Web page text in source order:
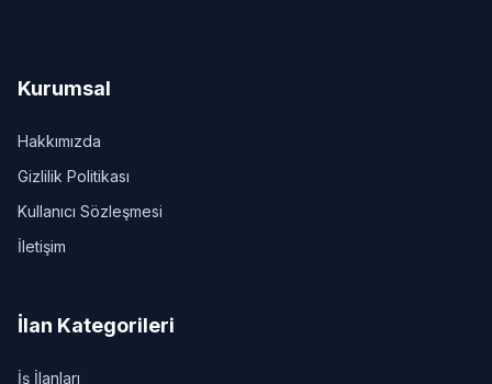
Kurumsal
Hakkımızda
Gizlilik Politikası
Kullanıcı Sözleşmesi
İletişim
İlan Kategorileri
İş İlanları